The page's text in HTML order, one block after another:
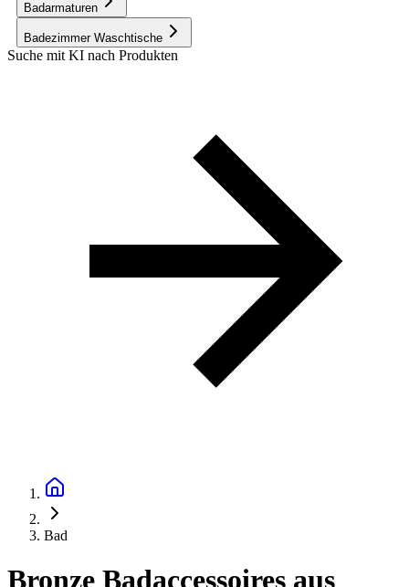
Badarmaturen
Badezimmer Waschtische
Suche mit KI nach Produkten
Bad
Bronze Badaccessoires aus